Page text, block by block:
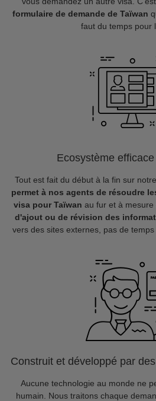
formulaire de demande de Taïwan
faut du temps pour
Ecosystème
Tout est fait du début à la fin sur
permet à nos agents de résoudre
visa pour Taïwan au fur et à mesure
d'ajout ou de révision des
vers des sites externes, pas de
Construit et développé par
Aucune technologie au monde ne
humain. Nous traitons chaque